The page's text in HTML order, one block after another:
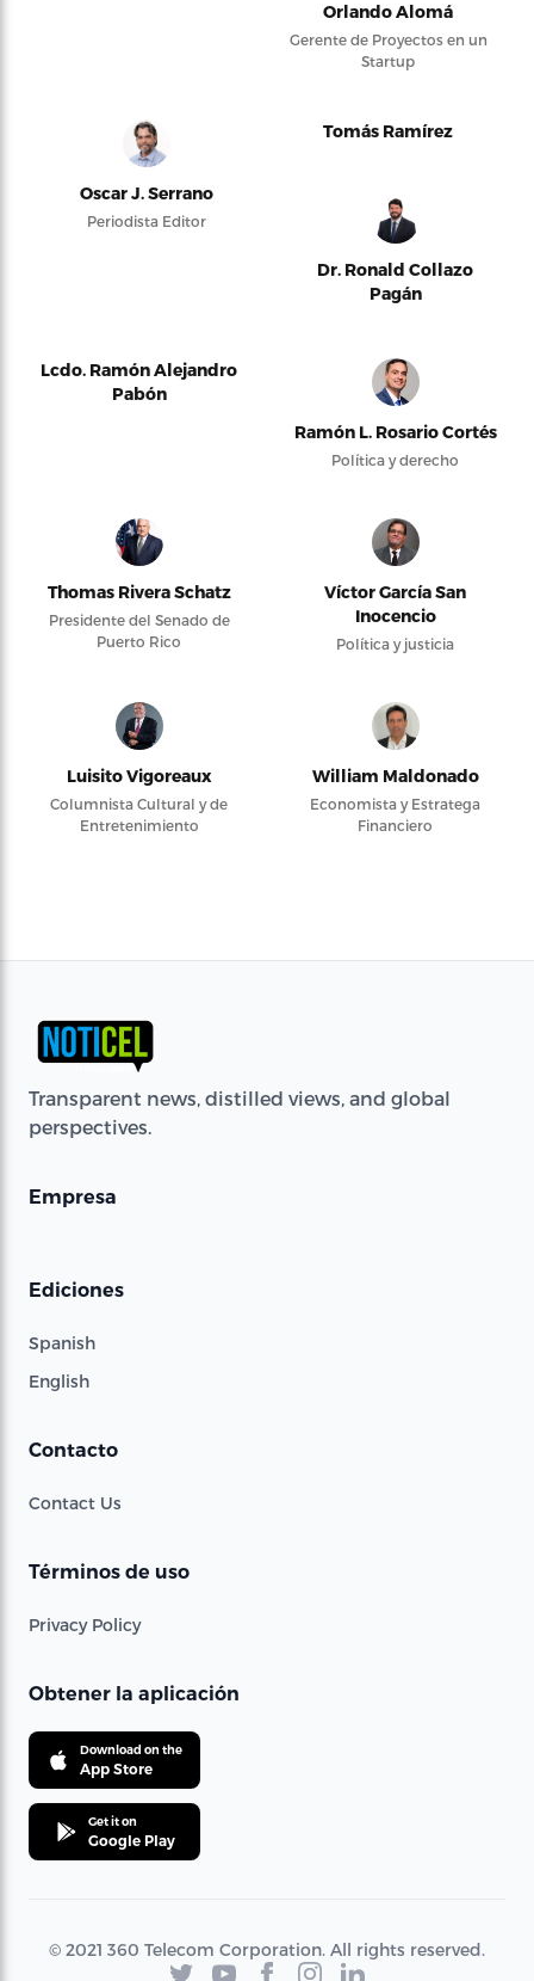
Orlando Alomá
Gerente de Proyectos en un
Startup
Oscar J. Serrano
Periodista Editor
Tomás Ramírez
Dr. Ronald Collazo
Pagán
Lcdo. Ramón Alejandro
Pabón
Ramón L. Rosario Cortés
Política y derecho
Thomas Rivera Schatz
Presidente del Senado de
Puerto Rico
Víctor García San
Inocencio
Política y justicia
Luisito Vigoreaux
Columnista Cultural y de
Entretenimiento
William Maldonado
Economista y Estratega
Financiero
Transparent news, distilled views, and global
perspectives.
Empresa
Ediciones
Spanish
English
Contacto
Contact Us
Términos de uso
Privacy Policy
Obtener la aplicación
Download on the
App Store
Get it on
Google Play
© 2021 360 Telecom Corporation. All rights reserved.